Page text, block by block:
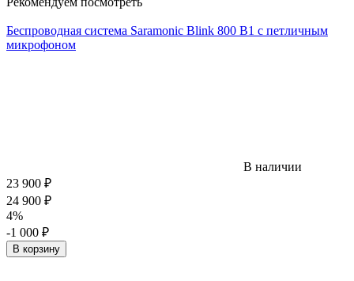
Беспроводная система Saramonic Blink 800 B1 c петличным
микрофоном
В наличии
23 900 ₽
24 900 ₽
4%
-1 000 ₽
В корзину